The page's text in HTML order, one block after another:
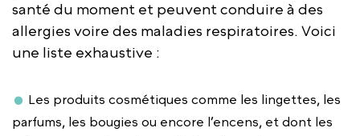
santé du moment et peuvent conduire à des
allergies voire des maladies respiratoires. Voici
une liste exhaustive :
Les produits cosmétiques comme les lingettes, les
parfums, les bougies ou encore l’encens, et dont les